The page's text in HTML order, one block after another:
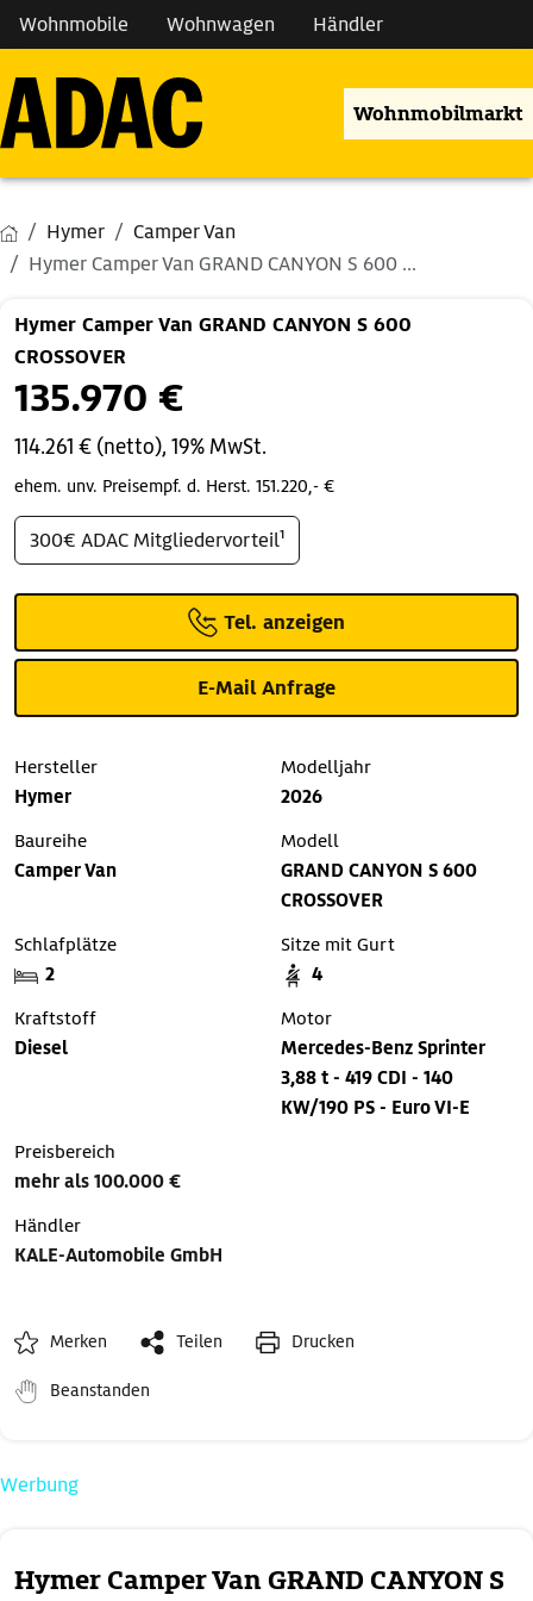
Wohnmobile Wohnwagen Händler
Wohnmobilmarkt
Hymer
Camper Van
Hymer Camper Van GRAND CANYON S 600 ...
Hymer Camper Van GRAND CANYON S
Hymer Camper Van GRAND CANYON S 600
CROSSOVER
135.970 €
114.261 € (netto), 19% MwSt.
ehem. unv. Preisempf. d. Herst. 151.220,- €
300€ ADAC Mitgliedervorteil¹
Tel. anzeigen
E-Mail Anfrage
Hersteller
Hymer
Modelljahr
2026
Baureihe
Camper Van
Modell
GRAND CANYON S 600
CROSSOVER
Schlafplätze
2
Sitze mit Gurt
4
Kraftstoff
Diesel
Motor
Mercedes-Benz Sprinter
3,88 t - 419 CDI - 140
KW/190 PS - Euro VI-E
Preisbereich
mehr als 100.000 €
Händler
KALE-Automobile GmbH
Merken Teilen Drucken
Beanstanden
Werbung